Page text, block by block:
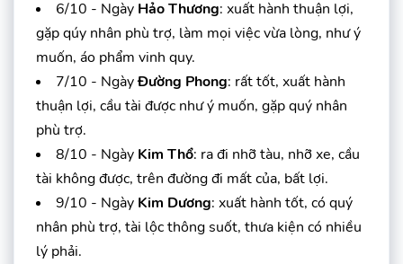
6/10 - Ngày Hảo Thương: xuất hành thuận lợi,
gặp qúy nhân phù trợ, làm mọi việc vừa lòng, như ý
muốn, áo phẩm vinh quy.
7/10 - NgàyĐường Phong: rất tốt, xuất hành
thuận lợi, cầu tài được như ý muốn, gặp quý nhân
phù trợ.
8/10 - Ngày Kim Thổ: ra đi nhỡ tàu, nhỡ xe, cầu
tài không được, trên đường đi mất của, bất lợi.
9/10 - Ngày Kim Dương: xuất hành tốt, có quý
nhân phù trợ, tài lộc thông suốt, thưa kiện có nhiều
lý phải.